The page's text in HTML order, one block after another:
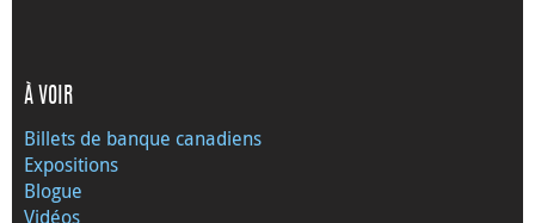
À VOIR
Billets de banque canadiens
Expositions
Blogue
Vidéos